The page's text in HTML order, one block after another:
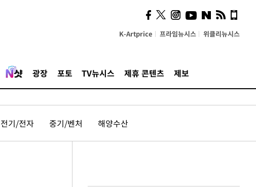
K-Artprice 프라임뉴시스 위클리뉴시스
광장 포토 TV뉴시스 제휴 콘텐츠 제보
전기/전자 중기/벤처 해양수산
사이 해답 찾았죠"…알을
깨고 나온 '초자아'